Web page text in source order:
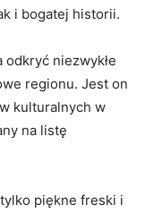
i bogatej historii.
odkryć niezwykłe
regionu. Jest on
kulturalnych w
na listę
piękne freski i